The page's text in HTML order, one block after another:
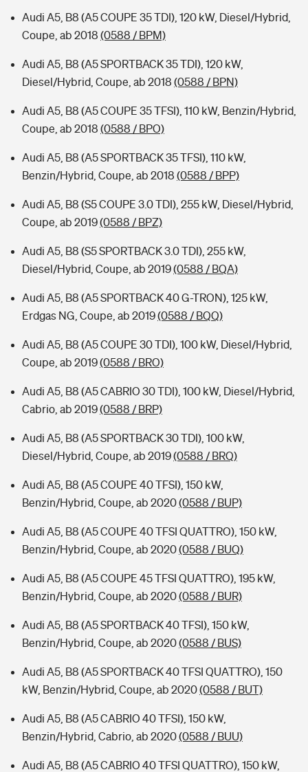
Audi A5, B8 (A5 COUPE 35 TDI), 120 kW, Diesel/Hybrid,
Coupe, ab 2018 (0588 / BPM)
Audi A5, B8 (A5 SPORTBACK 35 TDI), 120 kW,
Diesel/Hybrid, Coupe, ab 2018 (0588 / BPN)
Audi A5, B8 (A5 COUPE 35 TFSI), 110 kW, Benzin/Hybrid,
Coupe, ab 2018 (0588 / BPO)
Audi A5, B8 (A5 SPORTBACK 35 TFSI), 110 kW,
Benzin/Hybrid, Coupe, ab 2018 (0588 / BPP)
Audi A5, B8 (S5 COUPE 3.0 TDI), 255 kW, Diesel/Hybrid,
Coupe, ab 2019(0588 / BPZ)
Audi A5, B8 (S5 SPORTBACK 3.0 TDI), 255 kW,
Diesel/Hybrid, Coupe, ab 2019(0588 / BQA)
Audi A5, B8 (A5 SPORTBACK 40 G-TRON), 125 kW,
Erdgas NG, Coupe, ab 2019(0588 / BQQ)
Audi A5, B8 (A5 COUPE 30 TDI), 100 kW, Diesel/Hybrid,
Coupe, ab 2019(0588 / BRO)
Audi A5, B8 (A5 CABRIO 30 TDI), 100 kW, Diesel/Hybrid,
Cabrio, ab 2019(0588 / BRP)
Audi A5, B8 (A5 SPORTBACK 30 TDI), 100 kW,
Diesel/Hybrid, Coupe, ab 2019(0588 / BRQ)
Audi A5, B8 (A5 COUPE 40 TFSI), 150 kW,
Benzin/Hybrid, Coupe, ab 2020(0588 / BUP)
Audi A5, B8 (A5 COUPE 40 TFSI QUATTRO), 150 kW,
Benzin/Hybrid, Coupe, ab 2020(0588 / BUQ)
Audi A5, B8 (A5 COUPE 45 TFSI QUATTRO), 195 kW,
Benzin/Hybrid, Coupe, ab 2020(0588 / BUR)
Audi A5, B8 (A5 SPORTBACK 40 TFSI), 150 kW,
Benzin/Hybrid, Coupe, ab 2020(0588 / BUS)
Audi A5, B8 (A5 SPORTBACK 40 TFSI QUATTRO), 150
kW, Benzin/Hybrid, Coupe, ab 2020(0588 / BUT)
Audi A5, B8 (A5 CABRIO 40 TFSI), 150 kW,
Benzin/Hybrid, Cabrio, ab 2020(0588 / BUU)
Audi A5, B8 (A5 CABRIO 40 TFSI QUATTRO), 150 kW,